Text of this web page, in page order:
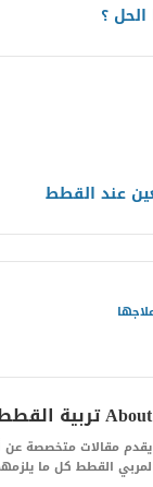
؟
About تربية القطط المنزلية
يقدم مقالات متخصصة عن
لمربي القطط كل ما